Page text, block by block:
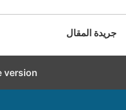
جريدة المقال
version